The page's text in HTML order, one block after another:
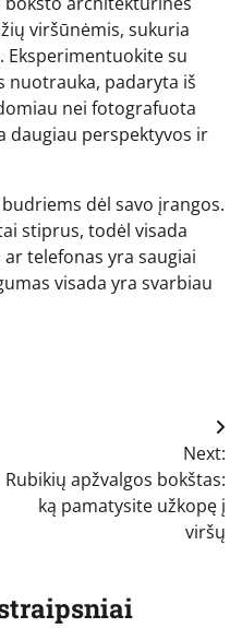
viršūnėmis, sukuria
su
nuotrauka, padaryta iš
nei fotografuota
daugiau perspektyvos ir
dėl savo įrangos.
stiprus, todėl visada
telefonas yra saugiai
visada yra svarbiau
Next:
Rubikių apžvalgos bokštas:
ką pamatysite užkopę į
viršų